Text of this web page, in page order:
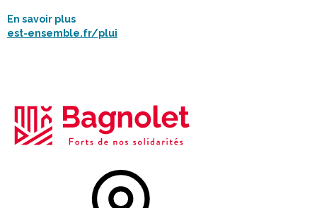
En savoir plus
est-ensemble.fr/plui